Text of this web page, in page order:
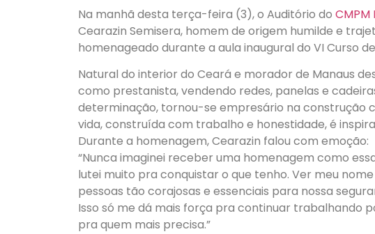
Na manhã desta terça-feira (3), o Auditório do CMPM
Cearazin Semisera, homem de origem humilde e
homenageado durante a aula inaugural do VI Curso
Natural do interior do Ceará e morador de Manaus
como prestanista, vendendo redes, panelas e
determinação, tornou-se empresário na construção
vida, construída com trabalho e honestidade, é
Durante a homenagem, Cearazin falou com emoção:
“Nunca imaginei receber uma homenagem como
lutei muito pra conquistar o que tenho. Ver meu
pessoas tão corajosas e essenciais para nossa
Isso só me dá mais força pra continuar trabalhando
pra quem mais precisa.”